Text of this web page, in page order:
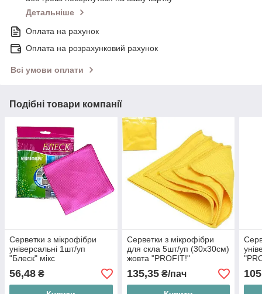
Детальніше
Оплата на рахунок
Оплата на розрахунковий рахунок
Всі умови оплати
Подібні товари компанії
Серветки з мікрофібри
універсальні 1шт/уп
"Блеск" мікс
56,48 ₴
Серветки з мікрофібри
для скла 5шт/уп (30х30см)
жовта "PROFIT!"
135,35₴/пач 105